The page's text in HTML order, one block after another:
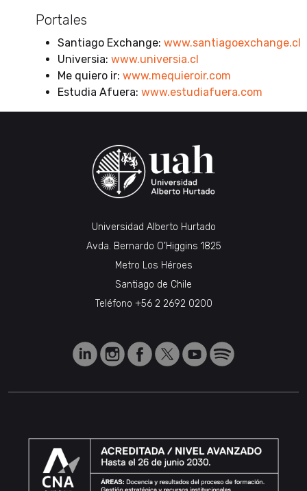
Portales
Santiago Exchange: www.santiagoexchange.cl
Universia: www.universia.cl
Me quiero ir: www.mequieroir.com
Estudia Afuera: www.estudiafuera.com
Universidad Alberto Hurtado
Avda. Bernardo O’Higgins 1825
Metro Los Héroes
Santiago de Chile
Teléfono +56 2 2692 0200